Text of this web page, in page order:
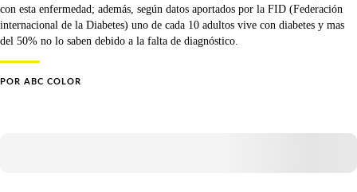
con esta enfermedad; además, según datos aportados por la FID (Federación
internacional de la Diabetes) uno de cada 10 adultos vive con diabetes y mas
del 50% no lo saben debido a la falta de diagnóstico.
POR ABC COLOR